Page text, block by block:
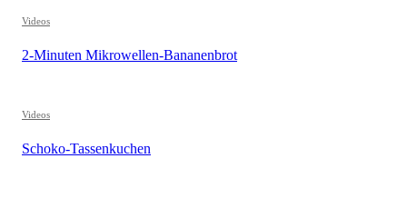
Videos
2-Minuten Mikrowellen-Bananenbrot
Videos
Schoko-Tassenkuchen